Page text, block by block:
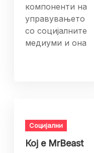
компоненти на
управувањето
со социјалните
медиуми и она
Социјални
Кој е MrBeast